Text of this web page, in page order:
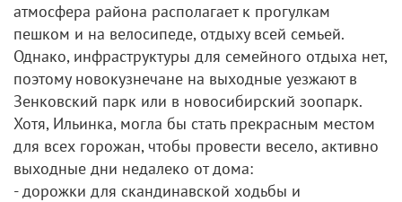
атмосфера района располагает к прогулкам
пешком и на велосипеде, отдыху всей семьей.
Однако, инфраструктуры для семейного отдыха нет,
поэтому новокузнечане на выходные уезжают в
Зенковский парк или в новосибирский зоопарк.
Хотя, Ильинка, могла бы стать прекрасным местом
для всех горожан, чтобы провести весело, активно
выходные дни недалеко от дома:
- дорожки для скандинавской ходьбы и